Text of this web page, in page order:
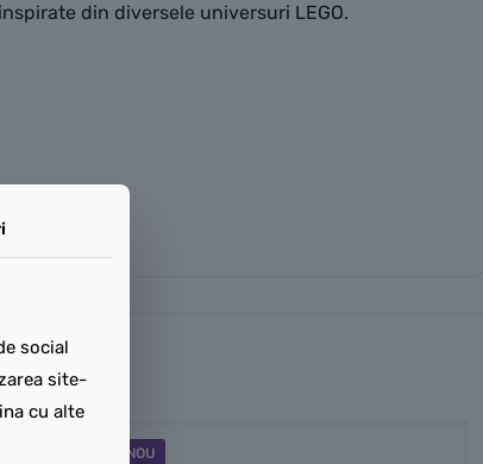
din diversele universuri LEGO.
NOU
social
site-
cu alte